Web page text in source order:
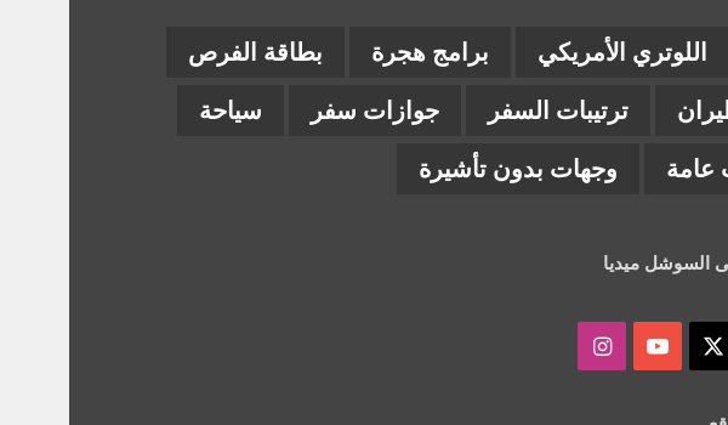
اللوتري الأمريكي برامج هجرة
بطاقة الفرص
ترتيبات السفر جوازات سفر
سياحة
عامة وجهات بدون تأشيرة
السوشل ميديا
‫YouTubeانستقرام